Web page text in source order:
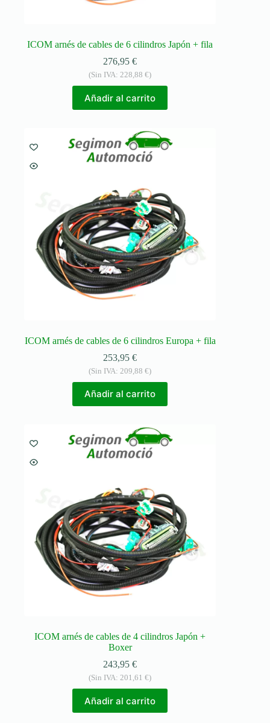
ICOM arnés de cables de 6 cilindros Japón + fila
276,95€
(Sin IVA:228,88€)
Añadir al carrito
ICOM arnés de cables de 6 cilindros Europa + fila
253,95€
(Sin IVA: 209,88€)
Añadir al carrito
ICOM arnés de cables de 4 cilindros Japón +
Boxer
243,95€
(Sin IVA:201,61€)
Añadir al carrito